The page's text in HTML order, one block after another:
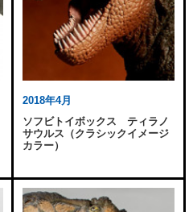
2018年4月
ソフビトイボックス ティラノ
サウルス（クラシックイメージ
カラー）